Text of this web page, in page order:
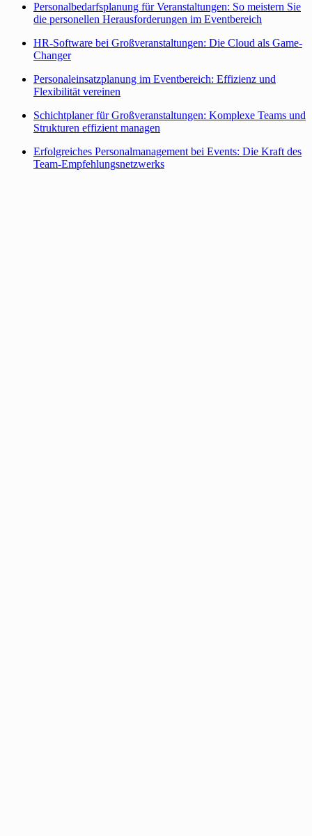
Personalbedarfsplanung für Veranstaltungen: So meistern Sie
die personellen Herausforderungen im Eventbereich
HR-Software bei Großveranstaltungen: Die Cloud als Game-
Changer
Personaleinsatzplanung im Eventbereich: Effizienz und
Flexibilität vereinen
Schichtplaner für Großveranstaltungen: Komplexe Teams und
Strukturen effizient managen
Erfolgreiches Personalmanagement bei Events: Die Kraft des
Team-Empfehlungsnetzwerks